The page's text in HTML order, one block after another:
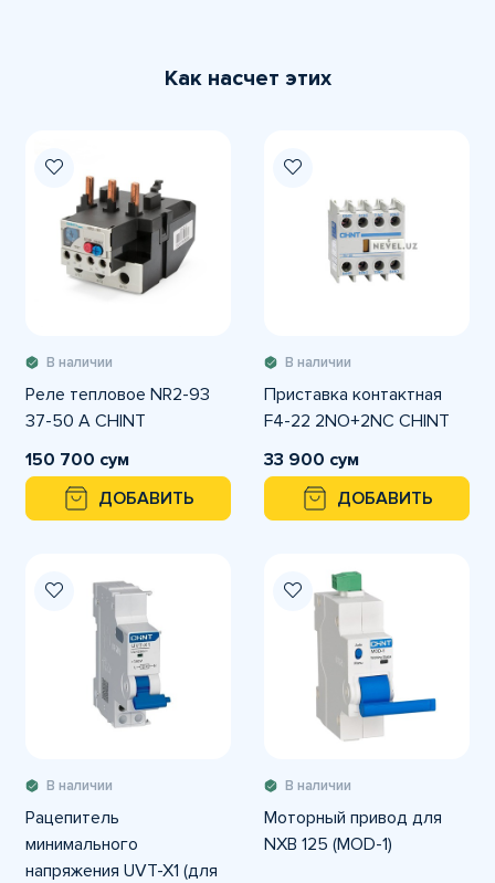
Как насчет этих
В наличии
Реле тепловое NR2-93
37-50 A CHINT
150 700 сум
ДОБАВИТЬ
В наличии
Приставка контактная
F4-22 2NO+2NC CHINT
33 900 сум
ДОБАВИТЬ
В наличии
Рацепитель
минимального
напряжения UVT-X1 (для
В наличии
Моторный привод для
NXB 125 (MOD-1)